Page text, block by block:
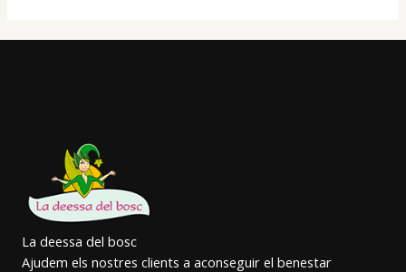
La deessa del bosc
Ajudem els nostres clients a aconseguir el benestar